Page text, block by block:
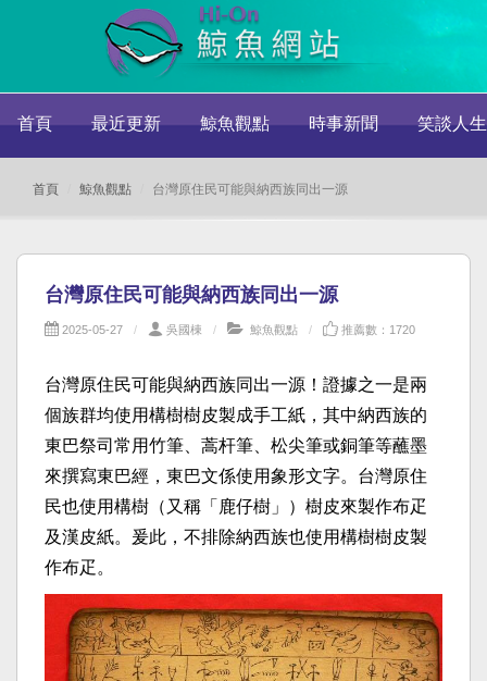
首頁 最近更新 鯨魚觀點 時事新聞 笑談人生
首頁 鯨魚觀點 台灣原住民可能與納西族同出一源
台灣原住民可能與納西族同出一源
2025-05-27 吳國棟 鯨魚觀點 推薦數：1720
台灣原住民可能與納西族同出一源！證據之一是兩
個族群均使用構樹樹皮製成手工紙，其中納西族的
東巴祭司常用竹筆、蒿杆筆、松尖筆或銅筆等蘸墨
來撰寫東巴經，東巴文係使用象形文字。台灣原住
民也使用構樹（又稱「鹿仔樹」）樹皮來製作布疋
及漢皮紙。爰此，不排除納西族也使用構樹樹皮製
作布疋。